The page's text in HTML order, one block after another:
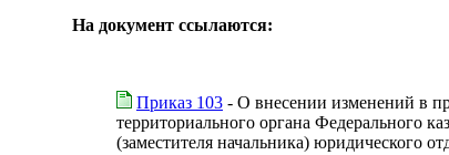
На документ ссылаются:
Приказ 103 - О внесении изменений в
территориального органа Федерального
(заместителя начальника) юридического